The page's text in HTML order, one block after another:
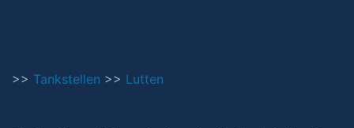
>> Tankstellen >> Lutten